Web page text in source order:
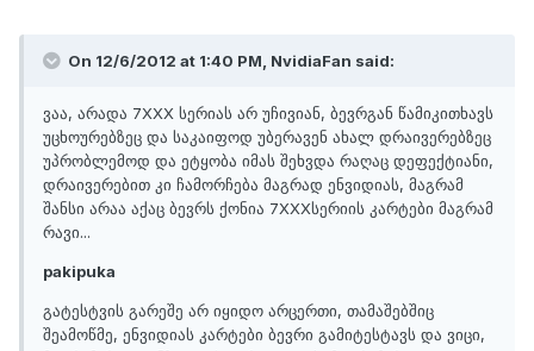
On 12/6/2012 at 1:40 PM, NvidiaFan said:
ვაა, არადა 7XXX სერიას არ უჩივიან, ბევრგან წამიკითხავს
უცხოურებზეც და საკაიფოდ უბერავენ ახალ დრაივერებზეც
უპრობლემოდ და ეტყობა იმას შეხვდა რაღაც დეფექტიანი,
დრაივერებით კი ჩამორჩება მაგრად ენვიდიას, მაგრამ
შანსი არაა აქაც ბევრს ქონია 7XXXსერიის კარტები მაგრამ
რავი...
pakipuka
გატესტვის გარეშე არ იყიდო არცერთი, თამაშებშიც
შეამოწმე, ენვიდიას კარტები ბევრი გამიტესტავს და ვიცი,